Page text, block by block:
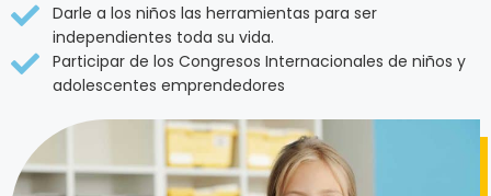
Darle a los niños las herramientas para ser
independientes toda su vida.
Participar de los Congresos Internacionales de niños y
adolescentes emprendedores